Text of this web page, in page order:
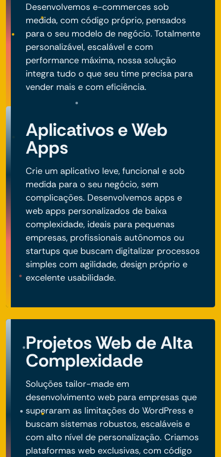
Desenvolvemos e-commerces sob
medida, com código próprio, pensados
para o seu modelo de negócio. Totalmente
personalizável, escalável e com
performance máxima, nossa solução
integra tudo o que seu time precisa para
vender mais e com eficiência.
Aplicativos e Web
Apps
Crie um aplicativo leve, funcional e sob
medida para o seu negócio, sem
complicações. Desenvolvemos apps e
web apps personalizados de baixa
complexidade, ideais para pequenas
empresas, profissionais autônomos ou
startups que buscam digitalizar processos
simples com agilidade, design próprio e
excelente usabilidade.
Projetos Web de Alta
Complexidade
Soluções tailor-made em
desenvolvimento web para empresas que
superaram as limitações do WordPress e
buscam sistemas robustos, escaláveis e
com alto nível de personalização. Criamos
plataformas web exclusivas, com código